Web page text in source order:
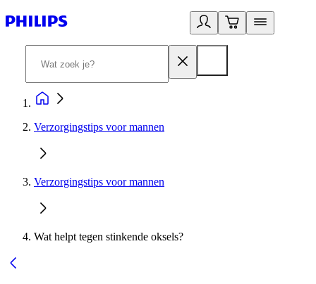
Verzorgingstips voor mannen
Verzorgingstips voor mannen
Wat helpt tegen stinkende oksels?